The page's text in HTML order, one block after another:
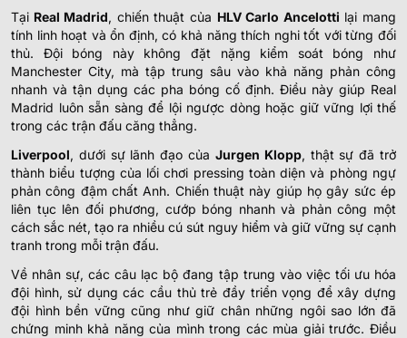
Tại Real Madrid, chiến thuật của HLV Carlo Ancelotti lại mang
tính linh hoạt và ổn định, có khả năng thích nghi tốt với từng đối
thủ. Đội bóng này không đặt nặng kiểm soát bóng như
Manchester City, mà tập trung sâu vào khả năng phản công
nhanh và tận dụng các pha bóng cố định. Điều này giúp Real
Madrid luôn sẵn sàng để lội ngược dòng hoặc giữ vững lợi thế
trong các trận đấu căng thẳng.
Liverpool, dưới sự lãnh đạo của Jurgen Klopp, thật sự đã trở
thành biểu tượng của lối chơi pressing toàn diện và phòng ngự
phản công đậm chất Anh. Chiến thuật này giúp họ gây sức ép
liên tục lên đối phương, cướp bóng nhanh và phản công một
cách sắc nét, tạo ra nhiều cú sút nguy hiểm và giữ vững sự cạnh
tranh trong mỗi trận đấu.
Về nhân sự, các câu lạc bộ đang tập trung vào việc tối ưu hóa
đội hình, sử dụng các cầu thủ trẻ đầy triển vọng để xây dựng
đội hình bền vững cũng như giữ chân những ngôi sao lớn đã
chứng minh khả năng của mình trong các mùa giải trước. Điều